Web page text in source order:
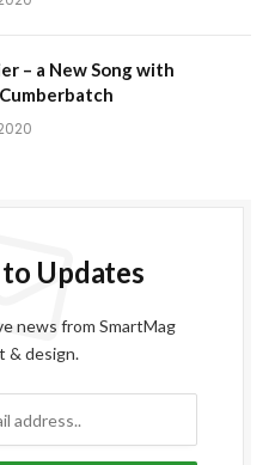
– a New Song with
Updates
news from SmartMag
& design.